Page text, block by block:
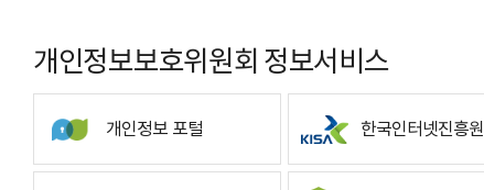
개인정보보호위원회 정보서비스
개인정보 포털 한국인터넷진흥원